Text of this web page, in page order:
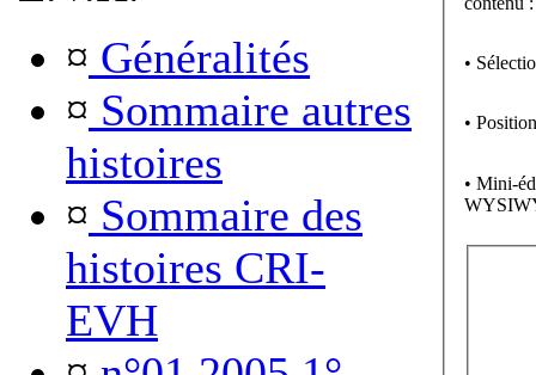
¤ Généralités
¤ Sommaire autres
histoires
¤ Sommaire des
histoires CRI-
EVH
•
•
• Mini-